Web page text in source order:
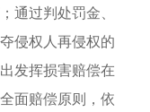
通过判处罚金、
侵权人再侵权的
发挥损害赔偿在
面赔偿原则，依